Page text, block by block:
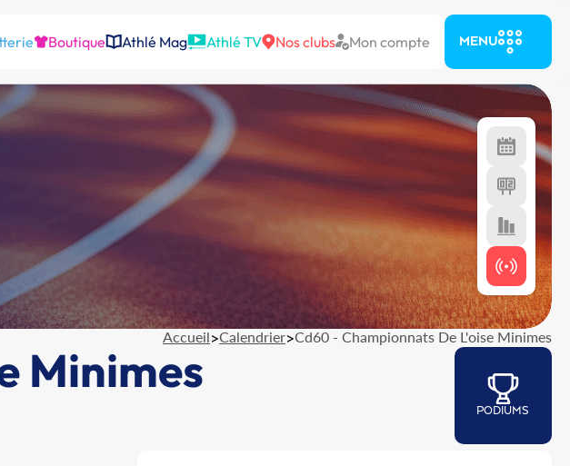
Boutique Athlé Mag Athlé TV Nos clubs Mon compte MENU
Accueil>Calendrier>Cd60 - Championnats De L'oise Minimes
Minimes
PODIUMS